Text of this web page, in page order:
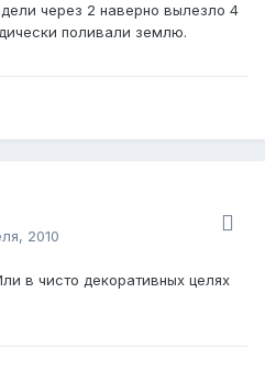
через 2 наверно вылезло 4
поливали землю.
2010
в чисто декоративных целях